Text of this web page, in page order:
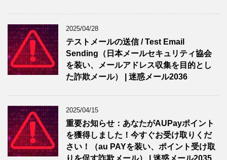
2025/04/28
テストメールの送信 / Test Email
Sending（日本メールセキュリティ協会
を装い、メールアドレス収集を目的とし
た詐欺メール） | 迷惑メール2036
2025/04/15
重要お知らせ：あなたがAUPayポイント
を獲得しました！今すぐお受け取りくだ
さい！（au PAYを装い、ポイント受け取
りを促す詐欺メール） | 迷惑メール2035